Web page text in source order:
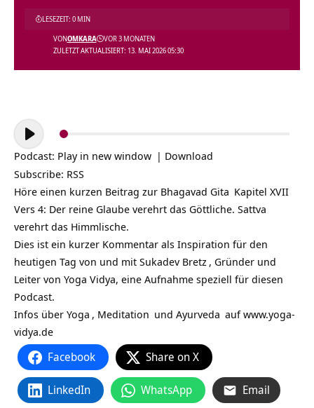
ZULETZT AKTUALISIERT: 13. MAI 2026 05:30
VONOMKARA VOR 3 MONATEN
LESEZEIT: 0 MIN
Audio-
Player
Podcast: Play in new window | Download
Subscribe: RSS
Höre einen kurzen Beitrag zur Bhagavad Gita Kapitel XVII
Vers 4: Der reine Glaube verehrt das Göttliche. Sattva
verehrt das Himmlische.
Dies ist ein kurzer Kommentar als Inspiration für den
heutigen Tag von und mit Sukadev Bretz , Gründer und
Leiter von Yoga Vidya, eine Aufnahme speziell für diesen
Podcast.
Infos über Yoga , Meditation und Ayurveda aufwww.yoga-
vidya.de
Facebook Share on X
LinkedIn WhatsApp Email